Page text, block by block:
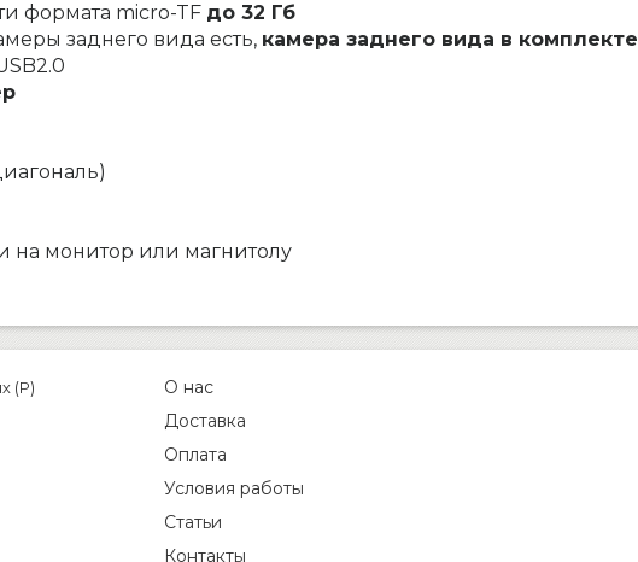
формата micro-TF до 32 Гб
заднего вида есть, камера заднего вида в комплекте
на монитор или магнитолу
(P)
О нас
Доставка
Оплата
Условия работы
Статьи
Контакты